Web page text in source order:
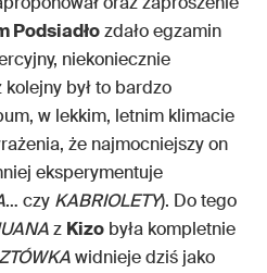
Podsiadłozdało egzamin
niekoniecznie
był to bardzo
w lekkim, letnim klimacie
że najmocniejszy on
eksperymentuje
… czy KABRIOLETY). Do tego
z Kizo była kompletnie
widnieje dziś jako